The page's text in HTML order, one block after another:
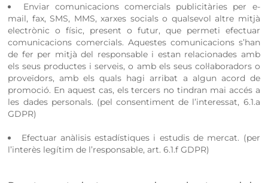
Enviar comunicacions comercials publicitàries per e-
mail, fax, SMS, MMS, xarxes socials o qualsevol altre mitjà
electrònic o físic, present o futur, que permeti efectuar
comunicacions comercials. Aquestes comunicacions s’han
de fer per mitjà del responsable i estan relacionades amb
els seus productes i serveis, o amb els seus col·laboradors o
proveïdors, amb els quals hagi arribat a algun acord de
promoció. En aquest cas, els tercers no tindran mai accés a
les dades personals. (pel consentiment de l’interessat, 6.1.a
GDPR)
Efectuar anàlisis estadístiques i estudis de mercat. (per
l’interès legítim de l’responsable, art. 6.1.f GDPR)